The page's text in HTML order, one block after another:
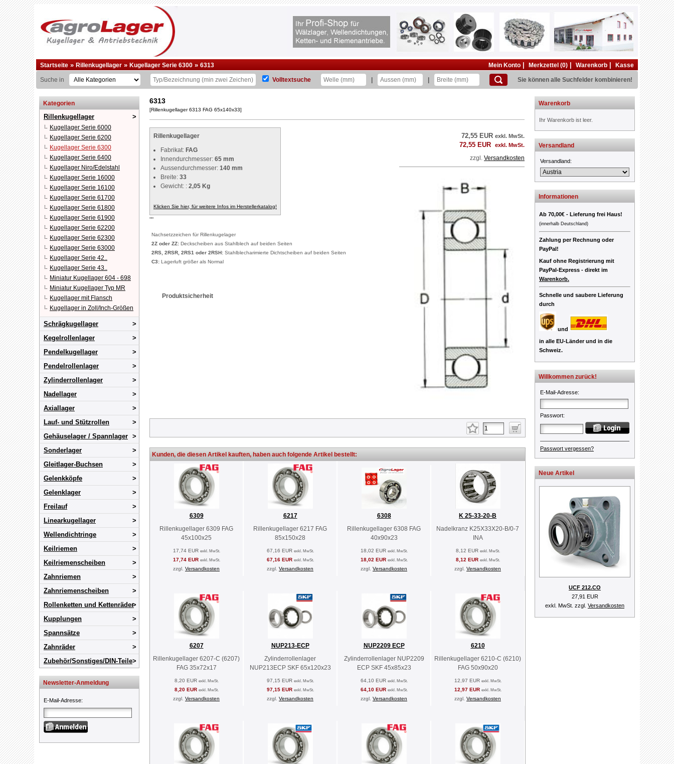
Startseite » Rillenkugellager » Kugellager Serie 6300 » 6313 Mein Konto Merkzettel (0) Warenkorb Kasse
Suche in Volltextsuche Sie können alle Suchfelder kombinieren!
Kategorien
Rillenkugellager
Kugellager Serie 6000
Kugellager Serie 6200
Kugellager Serie 6300
Kugellager Serie 6400
Kugellager Niro/Edelstahl
Kugellager Serie 16000
Kugellager Serie 16100
Kugellager Serie 61700
Kugellager Serie 61800
Kugellager Serie 61900
Kugellager Serie 62200
Kugellager Serie 62300
Kugellager Serie 63000
Kugellager Serie 42..
Kugellager Serie 43..
Miniatur Kugellager 604 - 698
Miniatur Kugellager Typ MR
Kugellager mit Flansch
Kugellager in Zoll/Inch-Größen
Schrägkugellager
Kegelrollenlager
Pendelkugellager
Pendelrollenlager
Zylinderrollenlager
Nadellager
Axiallager
Lauf- und Stützrollen
Gehäuselager / Spannlager
Sonderlager
Gleitlager-Buchsen
Gelenkköpfe
Gelenklager
Freilauf
Linearkugellager
Wellendichtringe
Keilriemen
Keilriemenscheiben
Zahnriemen
Zahnriemenscheiben
Rollenketten und Kettenräder
Kupplungen
Spannsätze
Zahnräder
Zubehör/Sonstiges/DIN-Teile
Newsletter-Anmeldung
E-Mail-Adresse:
6313
[Rillenkugellager 6313 FAG 65x140x33]
Rillenkugellager
Fabrikat: FAG
Innendurchmesser: 65 mm
Aussendurchmesser: 140 mm
Breite: 33
Gewicht: : 2,05 Kg
Klicken Sie hier, für weitere Infos im Herstellerkatalog!
""
Nachsetzzeichen für Rillenkugelager
2Z oder ZZ: Deckscheiben aus Stahlblech auf beiden Seiten
2RS, 2RSR, 2RS1 oder 2RSH: Stahlblecharimierte Dichtscheiben auf beiden Seiten
C3: Lagerluft größer als Normal
Produktsicherheit
72,55 EUR exkl. MwSt.
72,55 EUR exkl. MwSt.
zzgl. Versandkosten
Kunden, die diesen Artikel kauften, haben auch folgende Artikel bestellt:
6309
Rillenkugellager 6309 FAG
45x100x25
17,74 EUR exkl. MwSt.
17,74 EUR exkl. MwSt.
zzgl. Versandkosten
6217
Rillenkugellager 6217 FAG
85x150x28
67,16 EUR exkl. MwSt.
67,16 EUR exkl. MwSt.
zzgl. Versandkosten
6308
Rillenkugellager 6308 FAG
40x90x23
18,02 EUR exkl. MwSt.
18,02 EUR exkl. MwSt.
zzgl. Versandkosten
K 25-33-20-B
Nadelkranz K25X33X20-B/0-7
INA
8,12 EUR exkl. MwSt.
8,12 EUR exkl. MwSt.
zzgl. Versandkosten
6207
Rillenkugellager 6207-C (6207)
FAG 35x72x17
8,20 EUR exkl. MwSt.
8,20 EUR exkl. MwSt.
zzgl. Versandkosten
NUP213-ECP
Zylinderrollenlager
NUP213ECP SKF 65x120x23
97,15 EUR exkl. MwSt.
97,15 EUR exkl. MwSt.
zzgl. Versandkosten
NUP2209 ECP
Zylinderrollenlager NUP2209
ECP SKF 45x85x23
64,10 EUR exkl. MwSt.
64,10 EUR exkl. MwSt.
zzgl. Versandkosten
6210
Rillenkugellager 6210-C (6210)
FAG 50x90x20
12,97 EUR exkl. MwSt.
12,97 EUR exkl. MwSt.
zzgl. Versandkosten
Warenkorb
Ihr Warenkorb ist leer.
Versandland
Versandland:
Informationen
Ab 70,00€ - Lieferung frei Haus!
(innerhalb Deutschland)
Zahlung per Rechnung oder
PayPal!
Kauf ohne Registrierung mit
PayPal-Express - direkt im
Warenkorb.
Schnelle und saubere Lieferung
durch
und
in alle EU-Länder und in die
Schweiz.
Willkommen zurück!
E-Mail-Adresse:
Passwort:
Passwort vergessen?
Neue Artikel
UCF 212.CO
27,91 EUR
exkl. MwSt. zzgl. Versandkosten